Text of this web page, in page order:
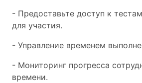
- Предоставьте доступ к
для участия.
- Управление временем
- Мониторинг прогресса
времени.